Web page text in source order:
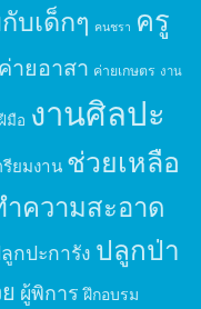
บเด็กๆ คนชรา ครู
ค่ายอาสา ค่ายเกษตร งาน
มือ งานศิลปะ
รียมงาน ช่วยเหลือ
ความสะอาด
กปะการัง ปลูกป่า
ผู้พิการ ฝึกอบรม